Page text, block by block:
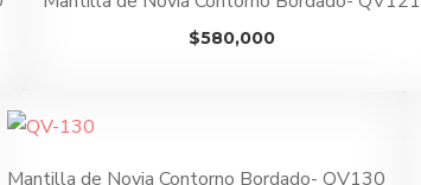
$580,000
Mantilla de Novia Contorno Bordado- QV130